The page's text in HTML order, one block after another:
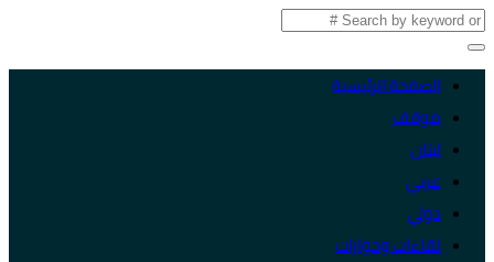
الصفحة الرئيسية
موقف
لبنان
عربي
دولي
لقاءات وحوارات